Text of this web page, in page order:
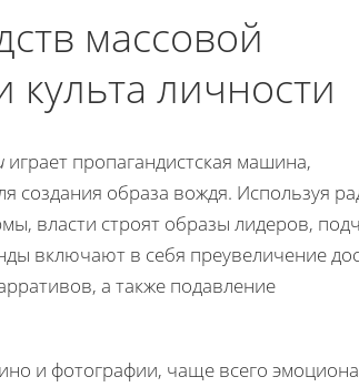
массовой
личности
играет пропагандистская машина,
создания образа вождя. Используя
власти строят образы лидеров,
включают в себя преувеличение
а также подавление
и фотографии, чаще всего